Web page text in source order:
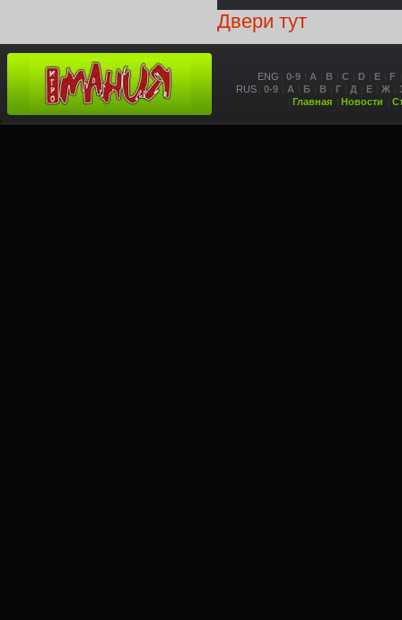
Двери тут
ENG 0-9 A B C D E
F
RUS
0-9 А Б В Г Д Е Ж
Главная
Новости